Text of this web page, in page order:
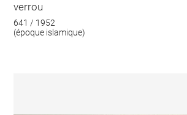
verrou
641 / 1952
(époque islamique)